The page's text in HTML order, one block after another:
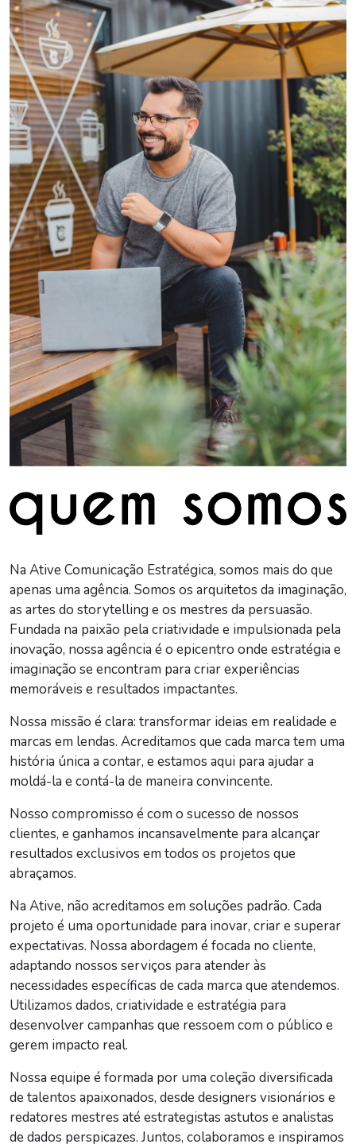
Na Ative Comunicação Estratégica, somos mais do que
apenas uma agência. Somos os arquitetos da imaginação,
as artes do storytelling e os mestres da persuasão.
Fundada na paixão pela criatividade e impulsionada pela
inovação, nossa agência é o epicentro onde estratégia e
imaginação se encontram para criar experiências
memoráveis e resultados impactantes.
Nossa missão é clara: transformar ideias em realidade e
marcas em lendas. Acreditamos que cada marca tem uma
história única a contar, e estamos aqui para ajudar a
moldá-la e contá-la de maneira convincente.
Nosso compromisso é com o sucesso de nossos
clientes, e ganhamos incansavelmente para alcançar
resultados exclusivos em todos os projetos que
abraçamos.
Na Ative, não acreditamos em soluções padrão. Cada
projeto é uma oportunidade para inovar, criar e superar
expectativas. Nossa abordagem é focada no cliente,
adaptando nossos serviços para atender às
necessidades específicas de cada marca que atendemos.
Utilizamos dados, criatividade e estratégia para
desenvolver campanhas que ressoem com o público e
gerem impacto real.
Nossa equipe é formada por uma coleção diversificada
de talentos apaixonados, desde designers visionários e
redatores mestres até estrategistas astutos e analistas
de dados perspicazes. Juntos, colaboramos e inspiramos